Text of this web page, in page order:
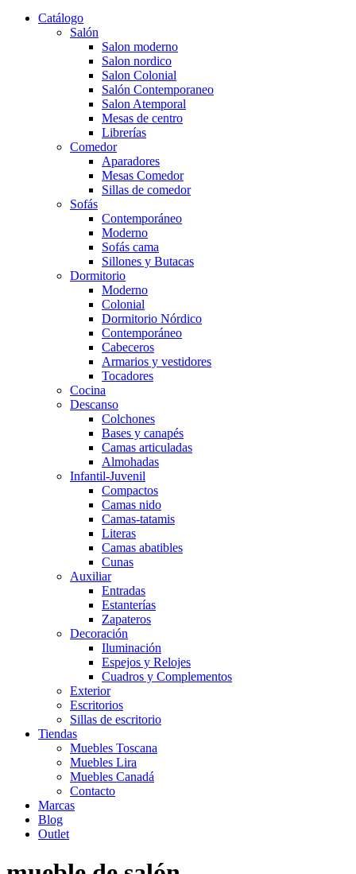
Catálogo
Salón
Salon moderno
Salon nordico
Salon Colonial
Salón Contemporaneo
Salon Atemporal
Mesas de centro
Librerías
Comedor
Aparadores
Mesas Comedor
Sillas de comedor
Sofás
Contemporáneo
Moderno
Sofás cama
Sillones y Butacas
Dormitorio
Moderno
Colonial
Dormitorio Nórdico
Contemporáneo
Cabeceros
Armarios y vestidores
Tocadores
Cocina
Descanso
Colchones
Bases y canapés
Camas articuladas
Almohadas
Infantil-Juvenil
Compactos
Camas nido
Camas-tatamis
Literas
Camas abatibles
Cunas
Auxiliar
Entradas
Estanterías
Zapateros
Decoración
Iluminación
Espejos y Relojes
Cuadros y Complementos
Exterior
Escritorios
Sillas de escritorio
Tiendas
Muebles Toscana
Muebles Lira
Muebles Canadá
Contacto
Marcas
Blog
Outlet